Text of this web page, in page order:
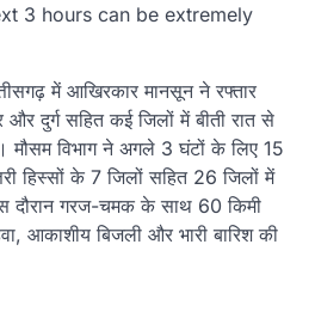
3 hours can be extremely
में आखिरकार मानसून ने रफ्तार
दुर्ग सहित कई जिलों में बीती रात से
मौसम विभाग ने अगले 3 घंटों के लिए 15
हिस्सों के 7 जिलों सहित 26 जिलों में
दौरान गरज-चमक के साथ 60 किमी
आकाशीय बिजली और भारी बारिश की